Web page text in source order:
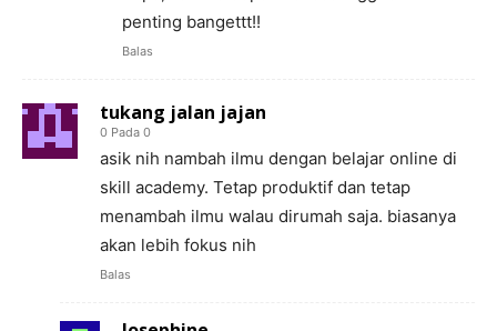
penting bangettt!!
Balas
tukang jalan jajan
0 Pada 0
asik nih nambah ilmu dengan belajar online di
skill academy. Tetap produktif dan tetap
menambah ilmu walau dirumah saja. biasanya
akan lebih fokus nih
Balas